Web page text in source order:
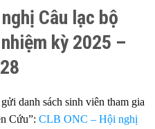
Câu lạc bộ
kỳ 2025 –
danh sách sinh viên tham gia
Cứu”: CLB ONC – Hội nghị